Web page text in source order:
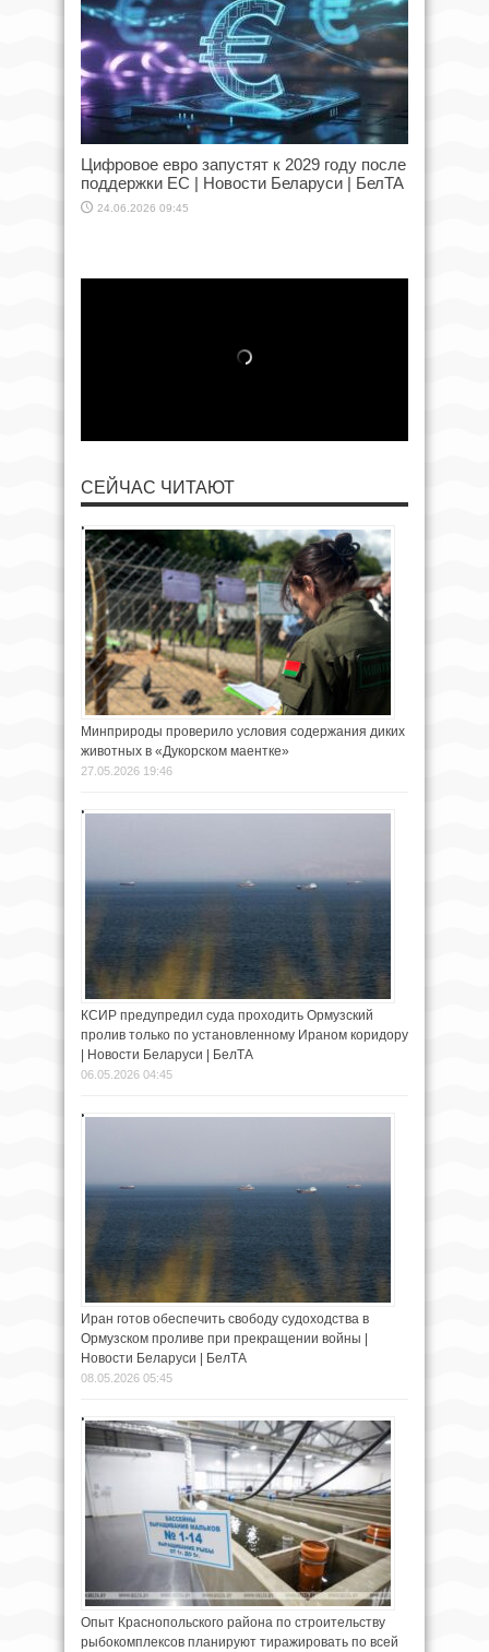
Цифровое евро запустят к 2029 году после
поддержки ЕС | Новости Беларуси | БелТА
24.06.2026 09:45
СЕЙЧАС ЧИТАЮТ
Минприроды проверило условия содержания диких
животных в «Дукорском маентке»
27.05.2026 19:46
КСИР предупредил суда проходить Ормузский
пролив только по установленному Ираном коридору
| Новости Беларуси | БелТА
06.05.2026 04:45
Иран готов обеспечить свободу судоходства в
Ормузском проливе при прекращении войны |
Новости Беларуси | БелТА
08.05.2026 05:45
Опыт Краснопольского района по строительству
рыбокомплексов планируют тиражировать по всей